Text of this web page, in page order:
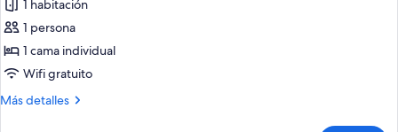
de
Habitación
individual
superior,
1
1 habitación
1 persona
1 cama individual
Wifi gratuito
Más detalles
Más